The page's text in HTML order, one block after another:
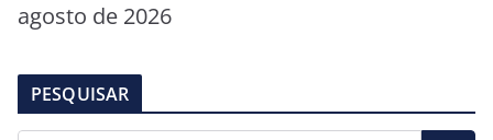
agosto de 2026
PESQUISAR